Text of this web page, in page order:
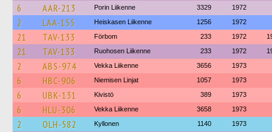
6 AAR-213 Porin Liikenne 3329 1972
2 LAA-155 Heiskasen Liikenne 1256 1972
21 TAV-133 Förbom 233 1972
21 TAV-133 Ruohosen Liikenne 233 1972
2 ABS-974 Vekka Liikenne 3656 1973
6 HBC-906 Niemisen Linjat 1057 1973
6 UBK-131 Kivistö 389 1973
6 HLU-306 Vekka Liikenne 3658 1973
2 OLH-582 Kyllonen 1140 1973